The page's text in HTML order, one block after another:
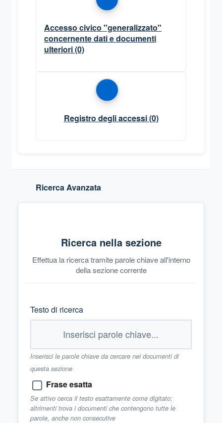
Accesso civico "generalizzato"
concernente dati e documenti
ulteriori(0)
Registro degli accessi(0)
Ricerca Avanzata
Ricerca nella sezione
Effettua la ricerca tramite parole chiave all'interno
della sezione corrente
Testo di ricerca
Inserisci le parole chiave da cercare nei documenti di
questa sezione
Frase esatta
Se attivo cerca il testo esattamente come digitato;
altrimenti trova i documenti che contengono tutte le
parole, anche non consecutive